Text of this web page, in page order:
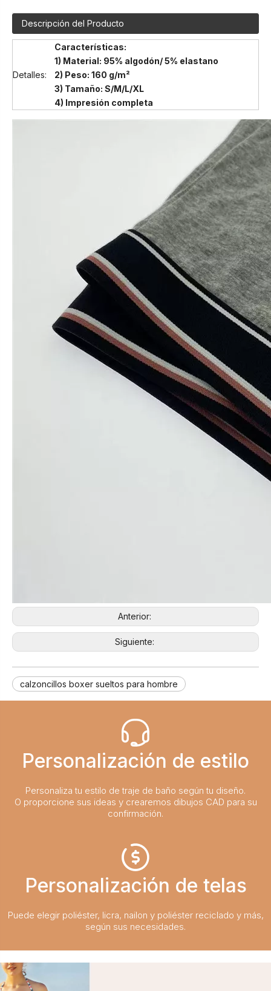
Descripción del Producto
Detalles:
Características:
1) Material: 95% algodón/ 5% elastano
2) Peso: 160 g/m²
3) Tamaño: S/M/L/XL
4) Impresión completa
Anterior:
Siguiente:
calzoncillos boxer sueltos para hombre
Personalización de estilo
Personaliza tu estilo de traje de baño según tu diseño.
O proporcione sus ideas y crearemos dibujos CAD para su
confirmación.
Personalización de telas
Puede elegir poliéster, licra, nailon y poliéster reciclado y más,
según sus necesidades.